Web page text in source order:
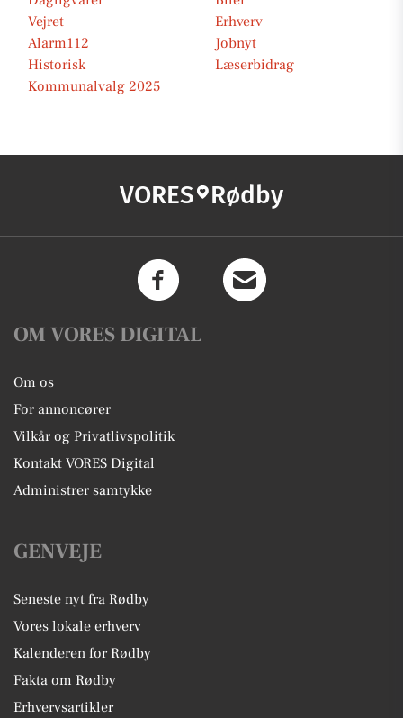
Vejret
Erhverv
Alarm112
Jobnyt
Historisk
Læserbidrag
Kommunalvalg 2025
VORES Rødby
OM VORES DIGITAL
Om os
For annoncører
Vilkår og Privatlivspolitik
Kontakt VORES Digital
Administrer samtykke
GENVEJE
Seneste nyt fra Rødby
Vores lokale erhverv
Kalenderen for Rødby
Fakta om Rødby
Erhvervsartikler